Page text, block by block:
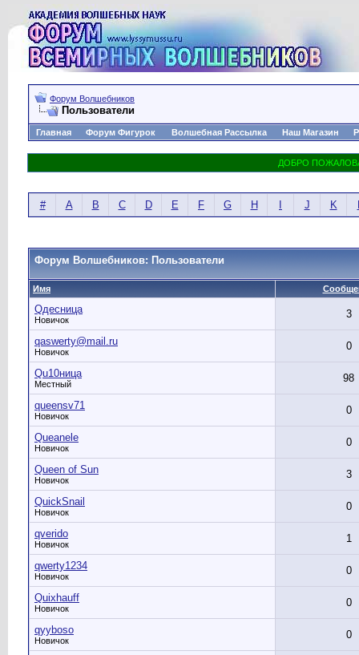
Форум Волшебников
Пользователи
Главная Форум Фигурок Волшебная Рассылка Наш Магазин
# A B C D E F G H J K
Форум Волшебников: Пользователи
Имя
Qдесница
Новичок 3
qaswerty@mail.ru
Новичок 0
Qu10ница
Местный 98
queensv71
Новичок 0
Queanele
Новичок 0
Queen of Sun
Новичок 3
QuickSnail
Новичок 0
qverido
Новичок 1
qwerty1234
Новичок 0
Quixhauff
Новичок 0
qyyboso
Новичок 0